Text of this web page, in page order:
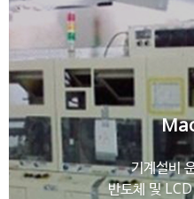
기계설비
반도체 및